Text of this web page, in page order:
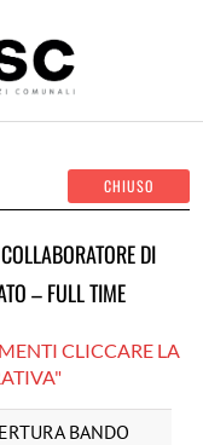
DI
– FULL TIME
CLICCARE LA
BANDO